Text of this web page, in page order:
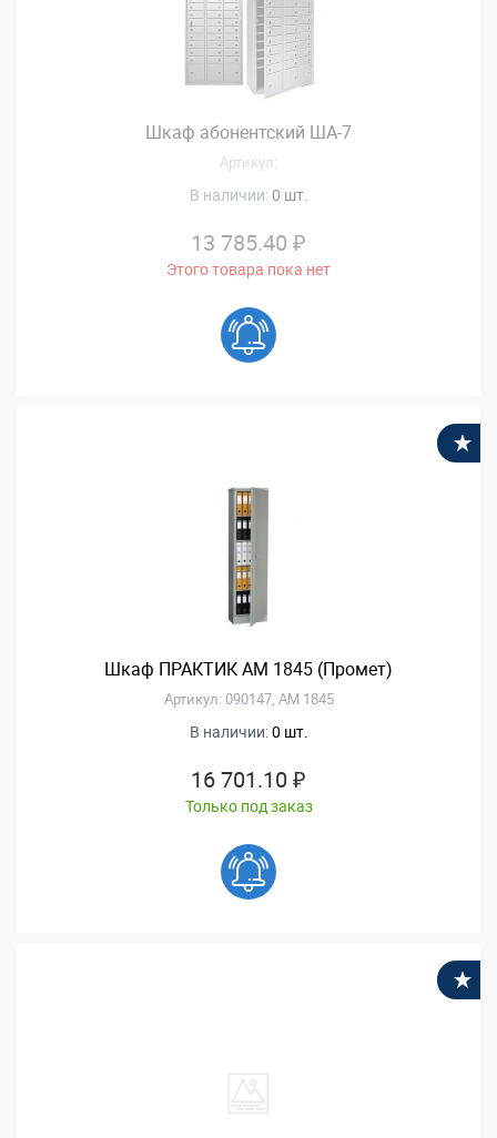
Шкаф абонентский ША-7
Артикул:
В наличии: 0 шт.
13 785.40 ₽
Этого товара пока нет
Шкаф ПРАКТИК АМ 1845 (Промет)
Артикул: 090147, АМ 1845
В наличии:0 шт.
16 701.10 ₽
Только под заказ